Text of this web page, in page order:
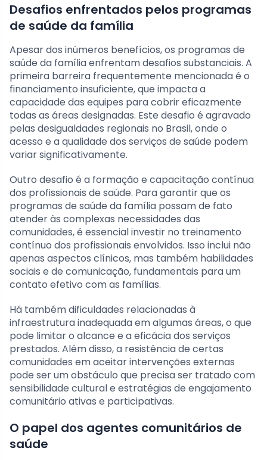
Desafios enfrentados pelos programas
de saúde da família
Apesar dos inúmeros benefícios, os programas de
saúde da família enfrentam desafios substanciais. A
primeira barreira frequentemente mencionada é o
financiamento insuficiente, que impacta a
capacidade das equipes para cobrir eficazmente
todas as áreas designadas. Este desafio é agravado
pelas desigualdades regionais no Brasil, onde o
acesso e a qualidade dos serviços de saúde podem
variar significativamente.
Outro desafio é a formação e capacitação contínua
dos profissionais de saúde. Para garantir que os
programas de saúde da família possam de fato
atender às complexas necessidades das
comunidades, é essencial investir no treinamento
contínuo dos profissionais envolvidos. Isso inclui não
apenas aspectos clínicos, mas também habilidades
sociais e de comunicação, fundamentais para um
contato efetivo com as famílias.
Há também dificuldades relacionadas à
infraestrutura inadequada em algumas áreas, o que
pode limitar o alcance e a eficácia dos serviços
prestados. Além disso, a resistência de certas
comunidades em aceitar intervenções externas
pode ser um obstáculo que precisa ser tratado com
sensibilidade cultural e estratégias de engajamento
comunitário ativas e participativas.
O papel dos agentes comunitários de
saúde